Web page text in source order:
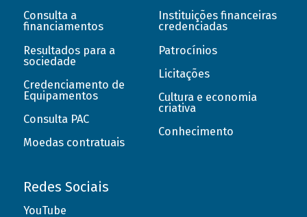
Consulta a
financiamentos
Resultados para a
sociedade
Credenciamento de
Equipamentos
Consulta PAC
Moedas contratuais
Instituições financeiras
credenciadas
Patrocínios
Licitações
Cultura e economia
criativa
Conhecimento
Redes Sociais
YouTube